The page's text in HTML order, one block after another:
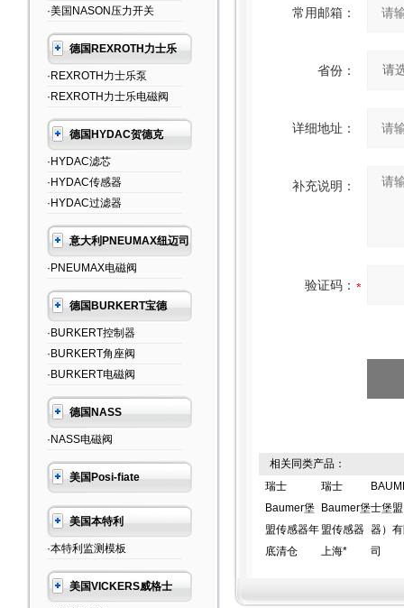
·美国NASON压力开关
德国REXROTH力士乐
·REXROTH力士乐泵
·REXROTH力士乐电磁阀
德国HYDAC贺德克
·HYDAC滤芯
·HYDAC传感器
·HYDAC过滤器
意大利PNEUMAX纽迈司
·PNEUMAX电磁阀
德国BURKERT宝德
·BURKERT控制器
·BURKERT角座阀
·BURKERT电磁阀
德国NASS
·NASS电磁阀
美国Posi-fiate
美国本特利
·本特利监测模板
美国VICKERS威格士
常用邮箱：
省份：
详细地址：
补充说明：
验证码：
相关同类产品：
瑞士
Baumer堡
盟传感器年
底清仓
瑞士
Baumer堡
盟传感器
上海*
士堡
器）
司